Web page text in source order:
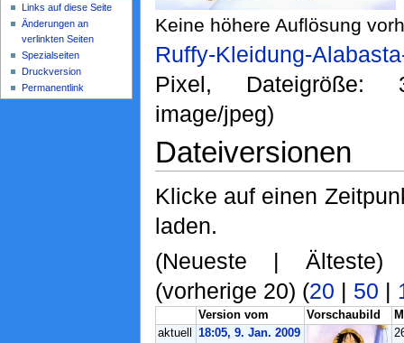
Keine höhere Auflösung
Ruffy-Kleidung-
Pixel, Dateigröße:
image/jpeg)
Dateiversionen
Klicke auf einen
laden.
(Neueste | Älteste)
(vorherige 20) (20 | 50 |
Version vom Vorschaubild
aktuell
18:05, 9. Jan. 2009
Links auf diese Seite
Änderungen an
verlinkten Seiten
Spezialseiten
Druckversion
Permanentlink